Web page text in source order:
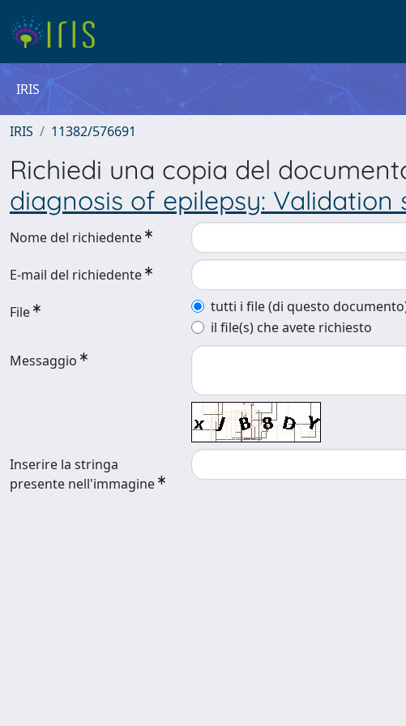
IRIS
IRIS 11382/576691
Richiedi una copia del
diagnosis of epilepsy:
Nome del richiedente
E-mail del richiedente
File
tutti i file (di questo
il file(s) che avete richiesto
Messaggio
Inserire la stringa
presente nell'immagine